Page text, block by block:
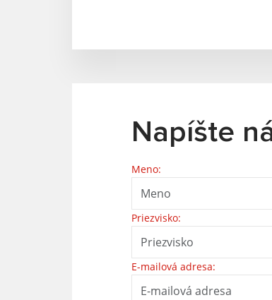
Napíšte
Meno:
Priezvisko:
E-mailová adresa: